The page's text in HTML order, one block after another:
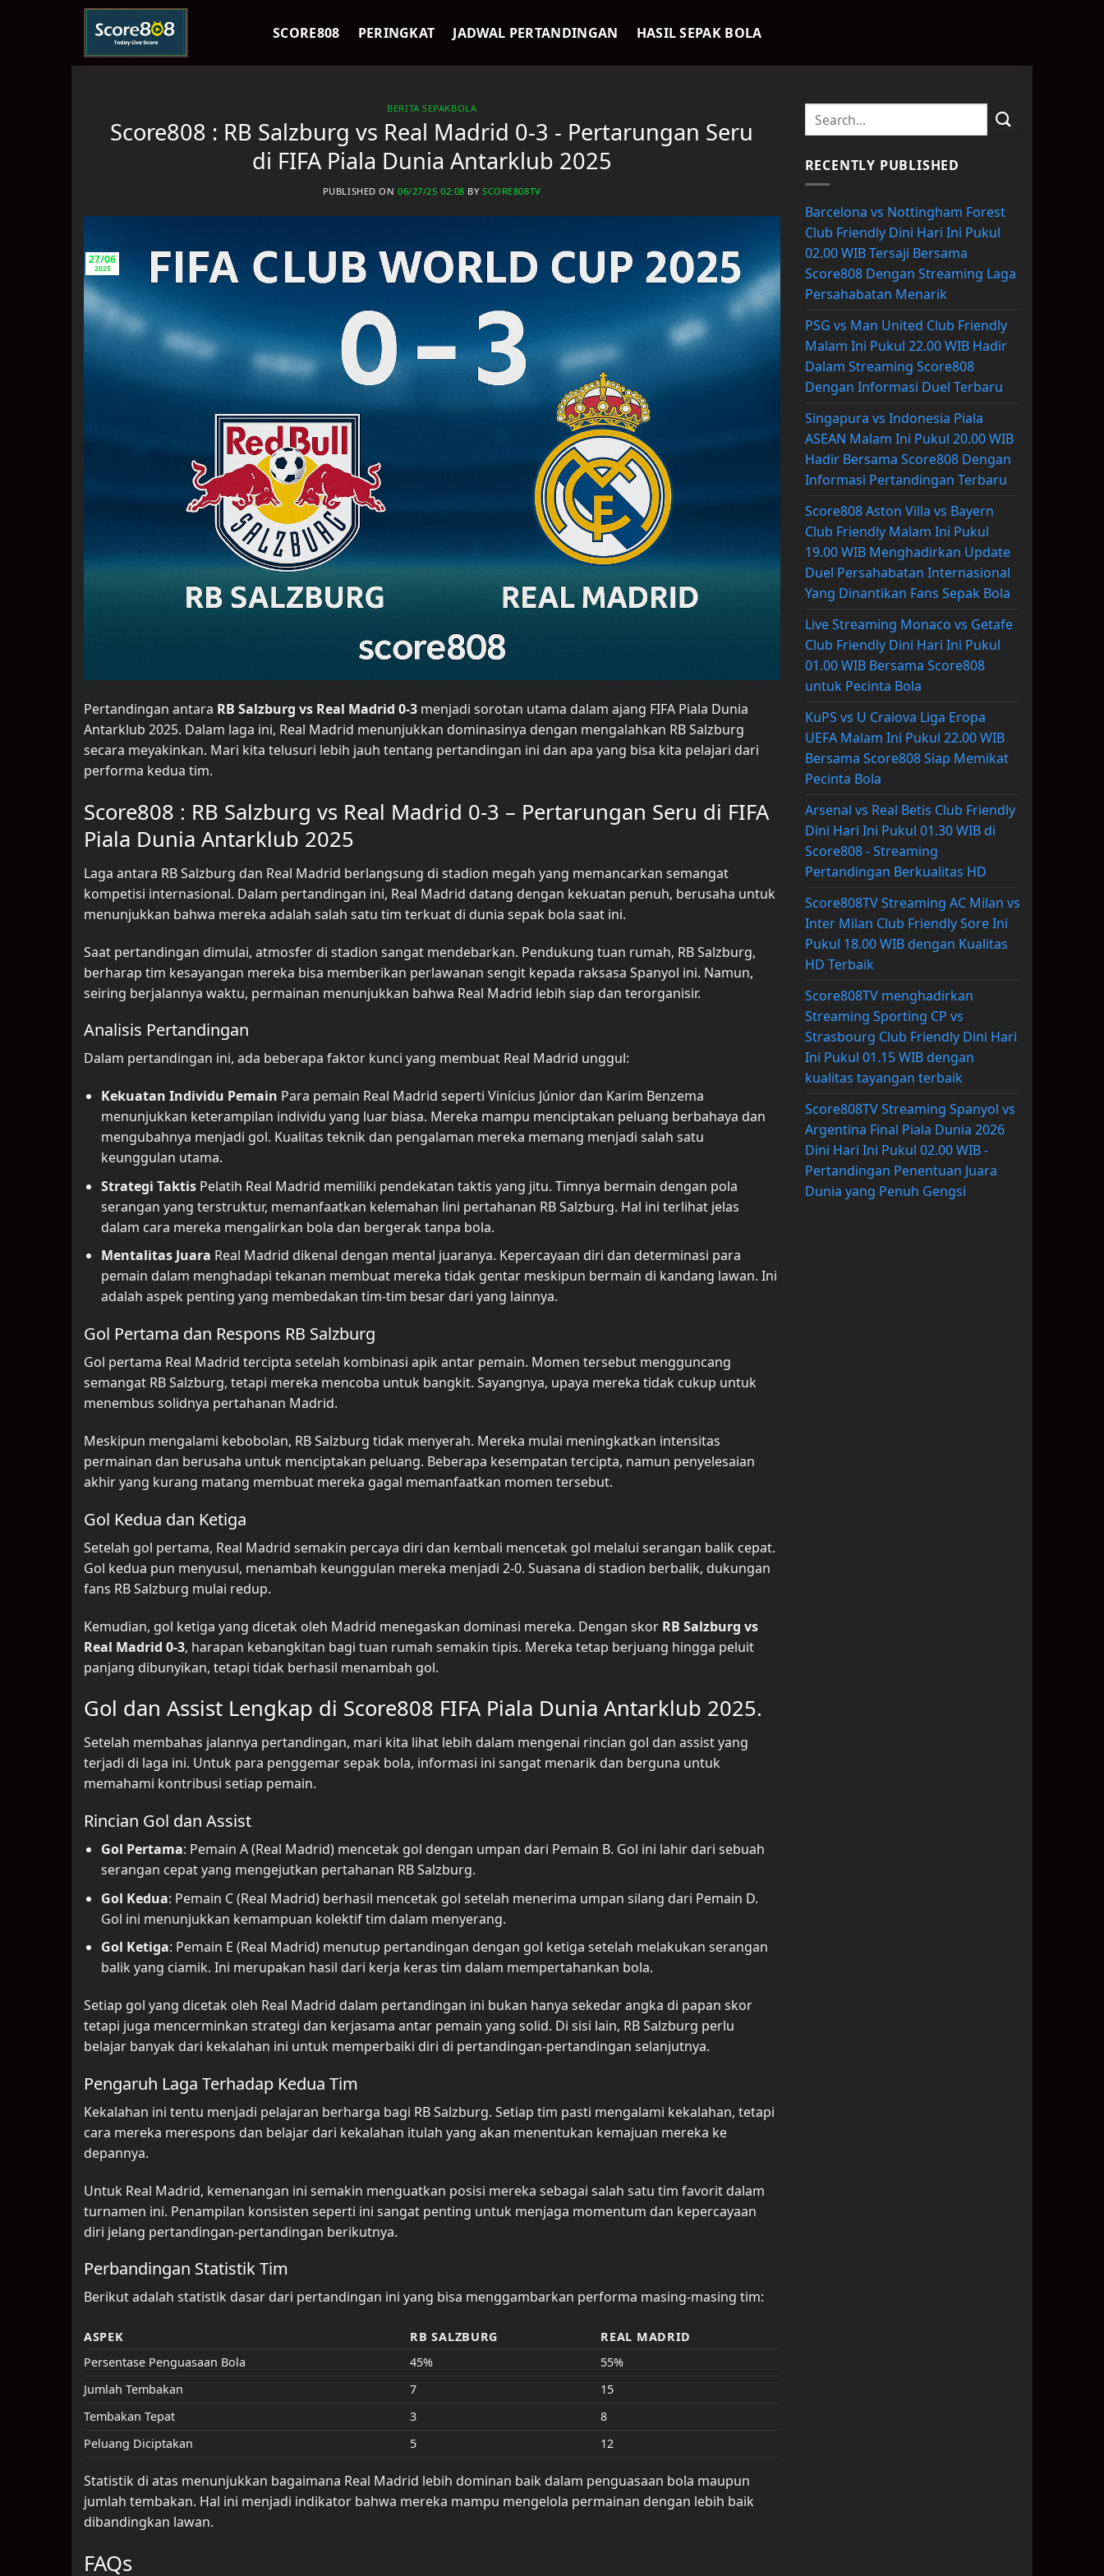
Skip
content
SCORE808 PERINGKAT JADWAL PERTANDINGAN HASIL SEPAK BOLA
BERITA SEPAKBOLA
Score808 : RB Salzburg vs Real Madrid 0-3 - Pertarungan Seru
di FIFA Piala Dunia Antarklub 2025
PUBLISHED ON06/27/25 02:08 BYSCORE808TV
27/06
2025
Pertandingan antara RB Salzburg vs Real Madrid 0-3 menjadi sorotan utama dalam ajang FIFA Piala Dunia
Antarklub 2025. Dalam laga ini, Real Madrid menunjukkan dominasinya dengan mengalahkan RB Salzburg
secara meyakinkan. Mari kita telusuri lebih jauh tentang pertandingan ini dan apa yang bisa kita pelajari dari
performa kedua tim.
Score808 : RB Salzburg vs Real Madrid 0-3 – Pertarungan Seru di FIFA
Piala Dunia Antarklub 2025
Laga antara RB Salzburg dan Real Madrid berlangsung di stadion megah yang memancarkan semangat
kompetisi internasional. Dalam pertandingan ini, Real Madrid datang dengan kekuatan penuh, berusaha untuk
menunjukkan bahwa mereka adalah salah satu tim terkuat di dunia sepak bola saat ini.
Saat pertandingan dimulai, atmosfer di stadion sangat mendebarkan. Pendukung tuan rumah, RB Salzburg,
berharap tim kesayangan mereka bisa memberikan perlawanan sengit kepada raksasa Spanyol ini. Namun,
seiring berjalannya waktu, permainan menunjukkan bahwa Real Madrid lebih siap dan terorganisir.
Analisis Pertandingan
Dalam pertandingan ini, ada beberapa faktor kunci yang membuat Real Madrid unggul:
Kekuatan Individu Pemain Para pemain Real Madrid seperti Vinícius Júnior dan Karim Benzema
menunjukkan keterampilan individu yang luar biasa. Mereka mampu menciptakan peluang berbahaya dan
mengubahnya menjadi gol. Kualitas teknik dan pengalaman mereka memang menjadi salah satu
keunggulan utama.
Strategi TaktisPelatih Real Madrid memiliki pendekatan taktis yang jitu. Timnya bermain dengan pola
serangan yang terstruktur, memanfaatkan kelemahan lini pertahanan RB Salzburg. Hal ini terlihat jelas
dalam cara mereka mengalirkan bola dan bergerak tanpa bola.
Mentalitas Juara Real Madrid dikenal dengan mental juaranya. Kepercayaan diri dan determinasi para
pemain dalam menghadapi tekanan membuat mereka tidak gentar meskipun bermain di kandang lawan. Ini
adalah aspek penting yang membedakan tim-tim besar dari yang lainnya.
Gol Pertama dan Respons RB Salzburg
Gol pertama Real Madrid tercipta setelah kombinasi apik antar pemain. Momen tersebut mengguncang
semangat RB Salzburg, tetapi mereka mencoba untuk bangkit. Sayangnya, upaya mereka tidak cukup untuk
menembus solidnya pertahanan Madrid.
Meskipun mengalami kebobolan, RB Salzburg tidak menyerah. Mereka mulai meningkatkan intensitas
permainan dan berusaha untuk menciptakan peluang. Beberapa kesempatan tercipta, namun penyelesaian
akhir yang kurang matang membuat mereka gagal memanfaatkan momen tersebut.
Gol Kedua dan Ketiga
Setelah gol pertama, Real Madrid semakin percaya diri dan kembali mencetak gol melalui serangan balik cepat.
Gol kedua pun menyusul, menambah keunggulan mereka menjadi 2-0. Suasana di stadion berbalik, dukungan
fans RB Salzburg mulai redup.
Kemudian, gol ketiga yang dicetak oleh Madrid menegaskan dominasi mereka. Dengan skor RB Salzburg vs
Real Madrid 0-3, harapan kebangkitan bagi tuan rumah semakin tipis. Mereka tetap berjuang hingga peluit
panjang dibunyikan, tetapi tidak berhasil menambah gol.
Gol dan Assist Lengkap di Score808 FIFA Piala Dunia Antarklub 2025.
Setelah membahas jalannya pertandingan, mari kita lihat lebih dalam mengenai rincian gol dan assist yang
terjadi di laga ini. Untuk para penggemar sepak bola, informasi ini sangat menarik dan berguna untuk
memahami kontribusi setiap pemain.
Rincian Gol dan Assist
Gol Pertama: Pemain A (Real Madrid) mencetak gol dengan umpan dari Pemain B. Gol ini lahir dari sebuah
serangan cepat yang mengejutkan pertahanan RB Salzburg.
Gol Kedua: Pemain C (Real Madrid) berhasil mencetak gol setelah menerima umpan silang dari Pemain D.
Gol ini menunjukkan kemampuan kolektif tim dalam menyerang.
Gol Ketiga: Pemain E (Real Madrid) menutup pertandingan dengan gol ketiga setelah melakukan serangan
balik yang ciamik. Ini merupakan hasil dari kerja keras tim dalam mempertahankan bola.
Setiap gol yang dicetak oleh Real Madrid dalam pertandingan ini bukan hanya sekedar angka di papan skor
tetapi juga mencerminkan strategi dan kerjasama antar pemain yang solid. Di sisi lain, RB Salzburg perlu
belajar banyak dari kekalahan ini untuk memperbaiki diri di pertandingan-pertandingan selanjutnya.
Pengaruh Laga Terhadap Kedua Tim
Kekalahan ini tentu menjadi pelajaran berharga bagi RB Salzburg. Setiap tim pasti mengalami kekalahan, tetapi
cara mereka merespons dan belajar dari kekalahan itulah yang akan menentukan kemajuan mereka ke
depannya.
Untuk Real Madrid, kemenangan ini semakin menguatkan posisi mereka sebagai salah satu tim favorit dalam
turnamen ini. Penampilan konsisten seperti ini sangat penting untuk menjaga momentum dan kepercayaan
diri jelang pertandingan-pertandingan berikutnya.
Perbandingan Statistik Tim
Berikut adalah statistik dasar dari pertandingan ini yang bisa menggambarkan performa masing-masing tim:
ASPEK RB SALZBURG
REAL MADRID
Persentase Penguasaan Bola
45%
55%
Jumlah Tembakan
7
15
Tembakan Tepat
3
8
Peluang Diciptakan
5 12
Statistik di atas menunjukkan bagaimana Real Madrid lebih dominan baik dalam penguasaan bola maupun
jumlah tembakan. Hal ini menjadi indikator bahwa mereka mampu mengelola permainan dengan lebih baik
dibandingkan lawan.
FAQs
RECENTLY PUBLISHED
Barcelona vs Nottingham Forest
Club Friendly Dini Hari Ini Pukul
02.00 WIB Tersaji Bersama
Score808 Dengan Streaming Laga
Persahabatan Menarik
PSG vs Man United Club Friendly
Malam Ini Pukul 22.00 WIB Hadir
Dalam Streaming Score808
Dengan Informasi Duel Terbaru
Singapura vs Indonesia Piala
ASEAN Malam Ini Pukul 20.00 WIB
Hadir Bersama Score808 Dengan
Informasi Pertandingan Terbaru
Score808 Aston Villa vs Bayern
Club Friendly Malam Ini Pukul
19.00 WIB Menghadirkan Update
Duel Persahabatan Internasional
Yang Dinantikan Fans Sepak Bola
Live Streaming Monaco vs Getafe
Club Friendly Dini Hari Ini Pukul
01.00 WIB Bersama Score808
untuk Pecinta Bola
KuPS vs U Craiova Liga Eropa
UEFA Malam Ini Pukul 22.00 WIB
Bersama Score808 Siap Memikat
Pecinta Bola
Arsenal vs Real Betis Club Friendly
Dini Hari Ini Pukul 01.30 WIB di
Score808 - Streaming
Pertandingan Berkualitas HD
Score808TV Streaming AC Milan vs
Inter Milan Club Friendly Sore Ini
Pukul 18.00 WIB dengan Kualitas
HD Terbaik
Score808TV menghadirkan
Streaming Sporting CP vs
Strasbourg Club Friendly Dini Hari
Ini Pukul 01.15 WIB dengan
kualitas tayangan terbaik
Score808TV Streaming Spanyol vs
Argentina Final Piala Dunia 2026
Dini Hari Ini Pukul 02.00 WIB -
Pertandingan Penentuan Juara
Dunia yang Penuh Gengsi